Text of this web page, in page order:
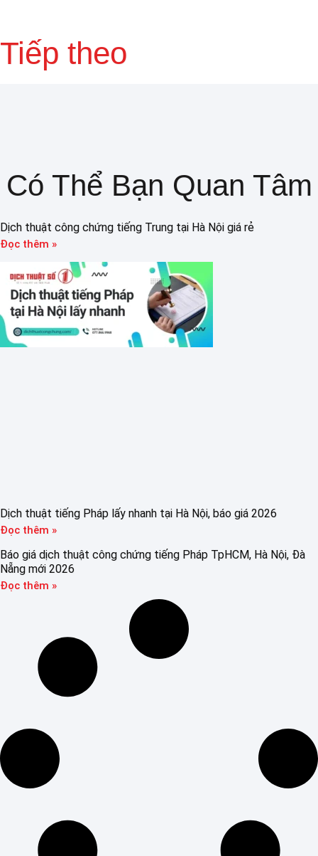
Tiếp theo
Có Thể Bạn Quan Tâm
Dịch thuật công chứng tiếng Trung tại Hà Nội giá rẻ
Đọc thêm »
Dịch thuật tiếng Pháp lấy nhanh tại Hà Nội, báo giá 2026
Đọc thêm »
Báo giá dịch thuật công chứng tiếng Pháp TpHCM, Hà Nội, Đà
Nẵng mới 2026
Đọc thêm »